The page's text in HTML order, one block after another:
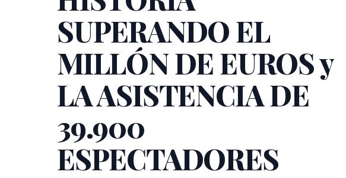
SUPERANDO EL
MILLÓN DE EUROS y
LA ASISTENCIA DE
39.900
ESPECTADORES